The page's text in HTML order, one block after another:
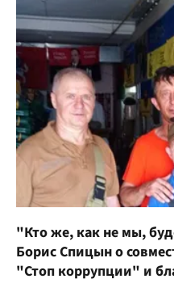
"Кто же, как не мы,
Борис Спицын о
"Стоп коррупции" и